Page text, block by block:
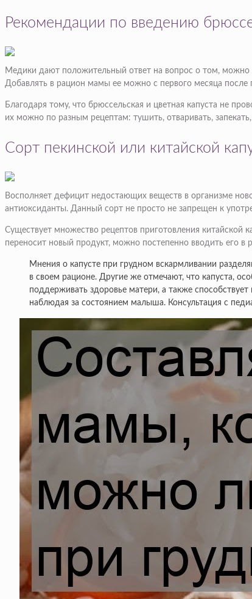
Рекомендации по введению
Медики дают положительный ответ на вопрос о том,
Добавлять в рацион мамы ее можно с первого месяца
Благодаря тому, что брюссельская и цветная капуста не
их можно по разным рецептам: тушить, отваривать,
Сорт пекинской или китайской
Восполняет дефицит недостающих веществ в организме
антиоксиданты. Данный сорт не просто не запрещен к
Существует множество рецептов приготовления
переносит новый продукт, можно постепенно вводить его в
Мнения о капусте при грудном вскармливании
в своем рационе. Другие же отмечают, что капуста,
поддерживать здоровье матери, а также
наблюдая за состоянием малыша. Консультация с